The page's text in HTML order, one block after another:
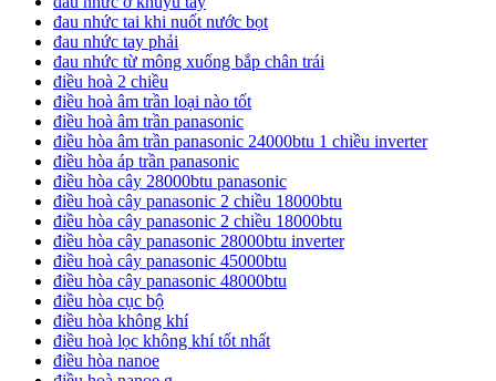
đau nhức tai khi nuốt nước bọt
đau nhức tay phải
đau nhức từ mông xuống bắp chân trái
điều hoà 2 chiều
điều hoà âm trần loại nào tốt
điều hoà âm trần panasonic
điều hòa âm trần panasonic 24000btu 1 chiều inverter
điều hòa áp trần panasonic
điều hòa cây 28000btu panasonic
điều hoà cây panasonic 2 chiều 18000btu
điều hòa cây panasonic 2 chiều 18000btu
điều hòa cây panasonic 28000btu inverter
điều hoà cây panasonic 45000btu
điều hòa cây panasonic 48000btu
điều hòa cục bộ
điều hòa không khí
điều hoà lọc không khí tốt nhất
điều hòa nanoe